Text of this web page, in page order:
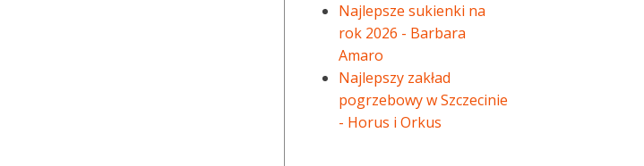
Najlepsze sukienki na
rok 2026 - Barbara
Amaro
Najlepszy zakład
pogrzebowy w Szczecinie
- Horus i Orkus